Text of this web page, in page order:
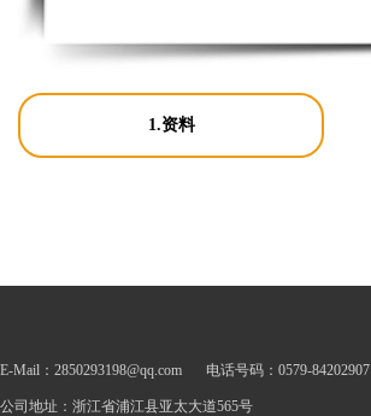
1.资料
E-Mail：2850293198@qq.com 电话号码：0579-84202907
公司地址：浙江省浦江县亚太大道565号